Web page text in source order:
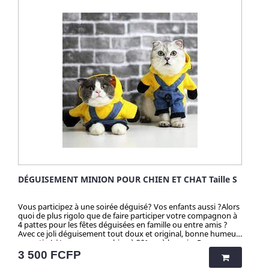
DÉGUISEMENT MINION POUR CHIEN ET CHAT Taille S
Vous participez à une soirée déguisé? Vos enfants aussi ?Alors
quoi de plus rigolo que de faire participer votre compagnon à
4 pattes pour les fêtes déguisées en famille ou entre amis ?
Avec ce joli déguisement tout doux et original, bonne humeur
garantie ! *Lavage en machine à 30° ou à la main. Repassage
et sèche-linge à éviter. Attention ! Quantité très limitée pour
tous mes produits. N'hésitez pas longtemps avant de vous
Prix
3 500 FCFP